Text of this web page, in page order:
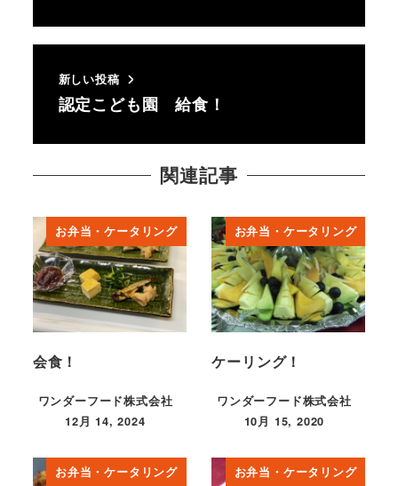
新しい投稿
認定こども園 給食！
関連記事
お弁当・ケータリング
会食！
ワンダーフード株式会社
投稿日
12月 14, 2024
お弁当・ケータリング
ケーリング！
ワンダーフード株式会社
投稿日
10月 15, 2020
お弁当・ケータリング お弁当・ケータリング